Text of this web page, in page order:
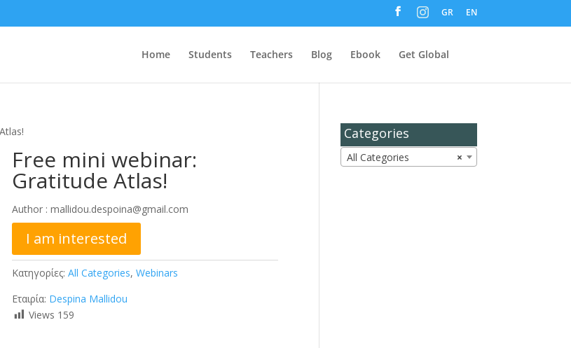
M
e
n
t
e
GR EN
Home Students Teachers Blog Ebook Get Global
Free mini webinar:
Gratitude Atlas!
Author :mallidou.despoina@gmail.com
I am interested
Κατηγορίες:All Categories,Webinars
Εταιρία: Despina Mallidou
Views 159
Categories
×
All Categories